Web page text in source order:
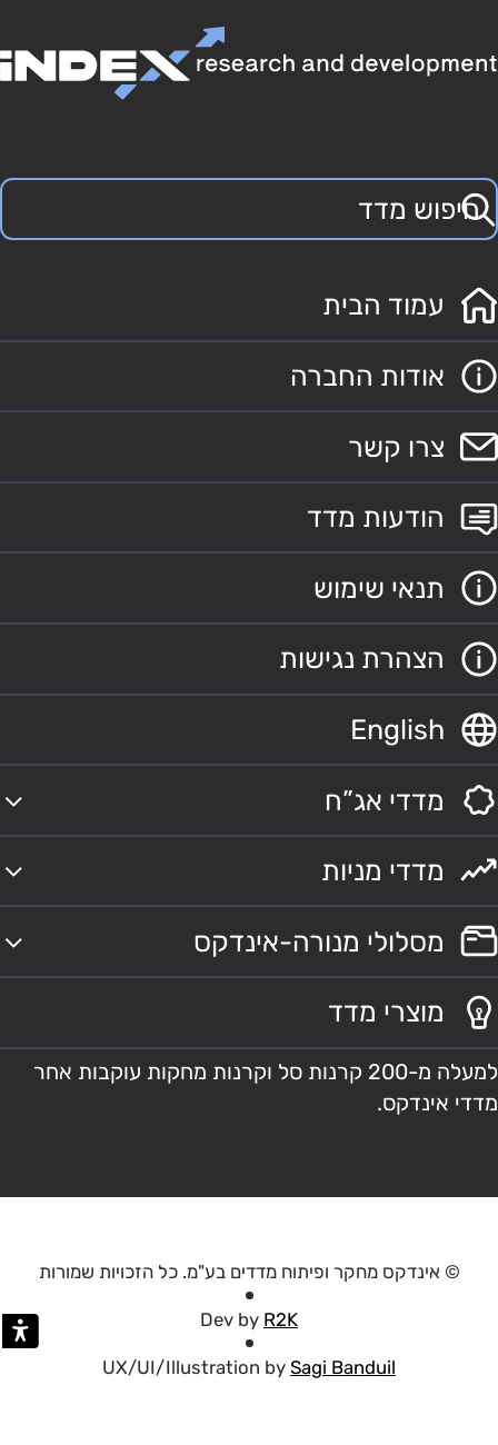
עמוד הבית
אודות החברה
צרו קשר
הודעות מדד
תנאי שימוש
הצהרת נגישות
English
מדדי אג”ח
מדדי מניות
מסלולי מנורה-אינדקס
מוצרי מדד
למעלה מ-200 קרנות סל וקרנות מחקות עוקבות אחר
מדדי אינדקס.
© אינדקס מחקר ופיתוח מדדים בע"מ. כל הזכויות שמורות
Dev by R2K
UX/UI/Illustration by Sagi Banduil